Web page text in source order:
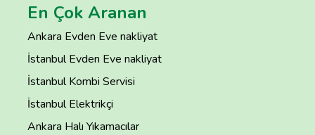
En Çok Aranan
Ankara Evden Eve nakliyat
İstanbul Evden Eve nakliyat
İstanbul Kombi Servisi
İstanbul Elektrikçi
Ankara Halı Yıkamacılar